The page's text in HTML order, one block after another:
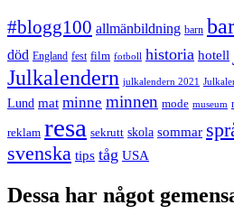
#blogg100 allmänbildning barn
död England fest film fotboll historia hotell
Julkalendern julkalendern 2021
Lund mat minne minnen mode museum
reklam resa sekrutt skola sommar
svenska tips tåg USA
Dessa har något